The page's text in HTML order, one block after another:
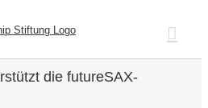
die futureSAX-